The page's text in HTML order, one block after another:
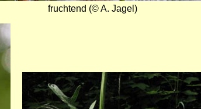
fruchtend (© A. Jagel)
Bild